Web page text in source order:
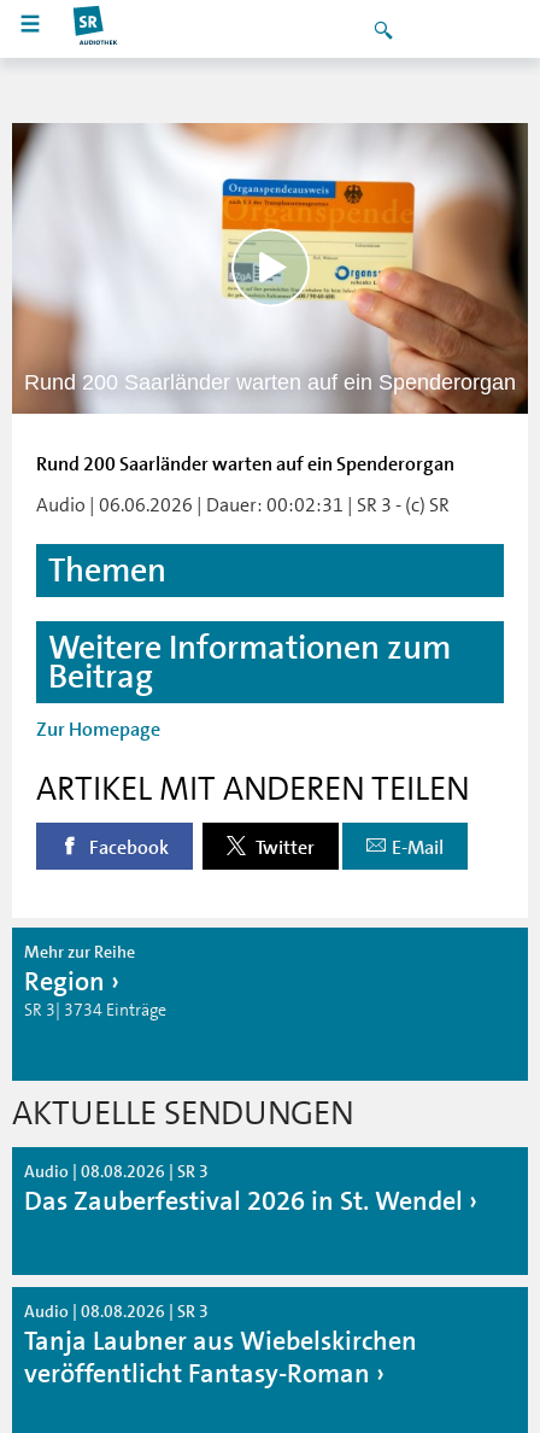
Rund 200 Saarländer warten auf ein Spenderorgan
Rund 200 Saarländer warten auf ein Spenderorgan
Audio | 06.06.2026 | Dauer: 00:02:31 | SR 3 - (c) SR
Themen
Weitere Informationen zum
Beitrag
Zur Homepage
ARTIKEL MIT ANDEREN TEILEN
Facebook Twitter E-Mail
Mehr zur Reihe
Region
SR 3| 3734 Einträge
AKTUELLE SENDUNGEN
Audio | 08.08.2026 | SR 3
Das Zauberfestival 2026 in St. Wendel
Audio | 08.08.2026 | SR 3
Tanja Laubner aus Wiebelskirchen
veröffentlicht Fantasy-Roman